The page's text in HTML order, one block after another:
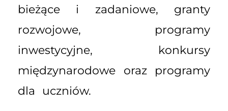
bieżące i zadaniowe, granty
rozwojowe, programy
inwestycyjne, konkursy
międzynarodowe oraz programy
dla uczniów.